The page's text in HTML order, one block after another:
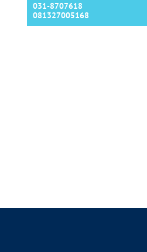
031-8707618
081327005168